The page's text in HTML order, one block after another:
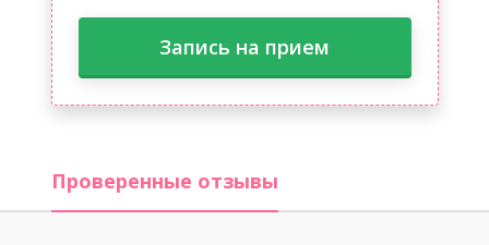
Запись на прием
Проверенные отзывы